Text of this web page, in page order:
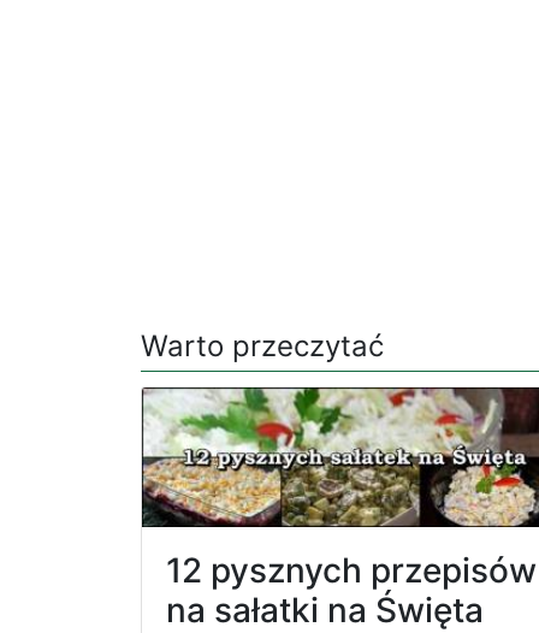
Warto przeczytać
12 pysznych przepisów
na sałatki na Święta